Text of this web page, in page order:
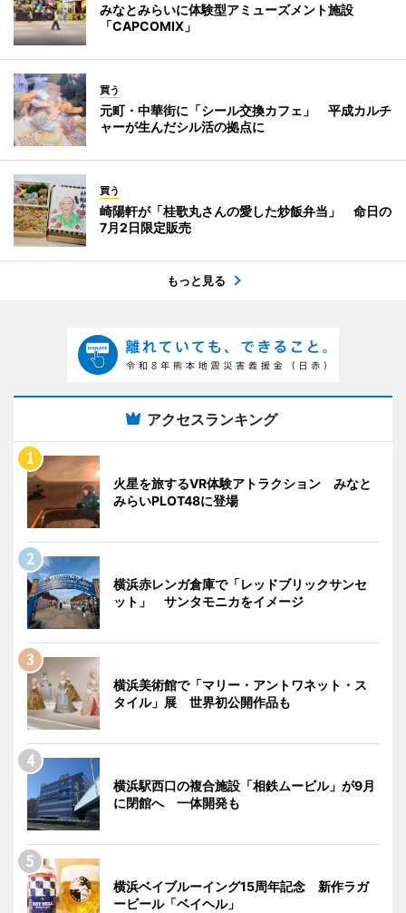
みなとみらいに体験型アミューズメント施設
「CAPCOMIX」
買う
元町・中華街に「シール交換カフェ」 平成カルチ
ャーが生んだシル活の拠点に
買う
崎陽軒が「桂歌丸さんの愛した炒飯弁当」 命日の
7月2日限定販売
もっと見る
アクセスランキング
火星を旅するVR体験アトラクション みなと
みらいPLOT48に登場
横浜赤レンガ倉庫で「レッドブリックサンセ
ット」 サンタモニカをイメージ
横浜美術館で「マリー・アントワネット・ス
タイル」展 世界初公開作品も
横浜駅西口の複合施設「相鉄ムービル」が9月
に閉館へ 一体開発も
横浜ベイブルーイング15周年記念 新作ラガ
ービール「ベイヘル」